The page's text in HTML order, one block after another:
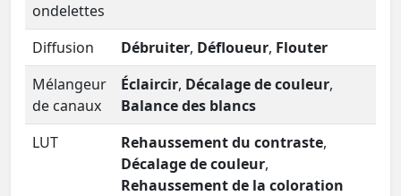
ondelettes
Diffusion Débruiter, Défloueur, Flouter
Mélangeur
de canaux
Éclaircir, Décalage de couleur,
Balance des blancs
LUT
Rehaussement du contraste,
Décalage de couleur,
Rehaussement de la coloration